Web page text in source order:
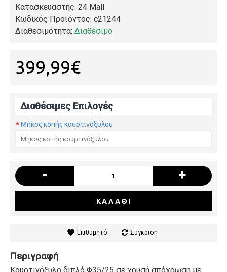
Κατασκευαστής: 24 Mall
Κωδικός Προϊόντος: c21244
Διαθεσιμότητα: Διαθέσιμο
399,99€
Διαθέσιμες Επιλογές
Μήκος κοπής κουρτινόξυλου
- +
ΚΑΛΆΘΙ
Επιθυμητό Σύγκριση
Περιγραφή